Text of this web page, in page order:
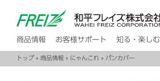
商品情報 お客様サポート 知る・楽しむ
トップ» 商品情報 » にゃんこれ » パンカバー